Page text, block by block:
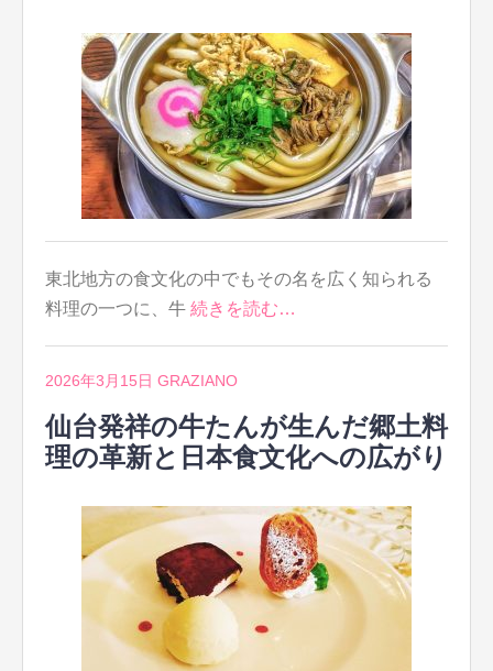
東北地方の食文化の中でもその名を広く知られる
料理の一つに、牛 続きを読む…
2026年3月15日 GRAZIANO
仙台発祥の牛たんが生んだ郷土料
理の革新と日本食文化への広がり